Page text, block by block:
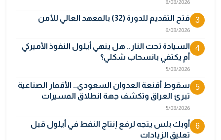
8/08/2026
3 فتح التقديم للدورة (32) بالمعهد العالي للأمن
6/08/2026
4
السيادة تحت النار.. هل ينهي أيلول النفوذ الأميركي
أم يكتفي بانسحاب شكلي؟
5/08/2026
5
سقوط أقنعة العدوان السعودي.. الأقمار الصناعية
تبرئ العراق وتكشف جهة انطلاق المسيرات
5/08/2026
6
أوبك بلس يتجه لرفع إنتاج النفط في أيلول قبل
تعليق الزيادات